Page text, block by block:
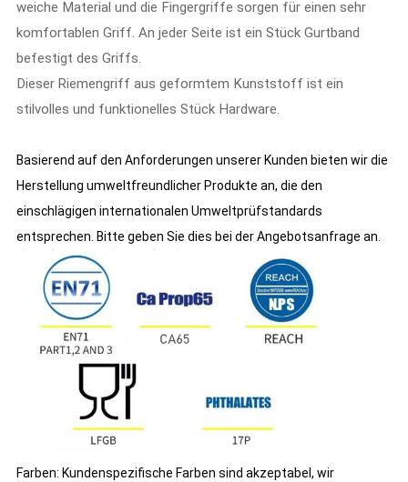
weiche Material und die Fingergriffe sorgen für einen sehr
komfortablen Griff. An jeder Seite ist ein Stück Gurtband
befestigt des Griffs.
Dieser Riemengriff aus geformtem Kunststoff ist ein
stilvolles und funktionelles Stück Hardware.
Basierend auf den Anforderungen unserer Kunden bieten wir die
Herstellung umweltfreundlicher Produkte an, die den
einschlägigen internationalen Umweltprüfstandards
entsprechen. Bitte geben Sie dies bei der Angebotsanfrage an.
Farben: Kundenspezifische Farben sind akzeptabel, wir